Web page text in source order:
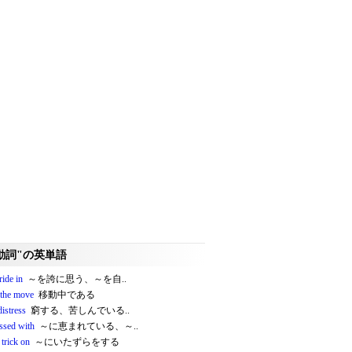
詞"の英単語
in ～を誇に思う、～を自..
move 移動中である
窮する、苦しんでいる..
with ～に恵まれている、～..
trick on ～にいたずらをする